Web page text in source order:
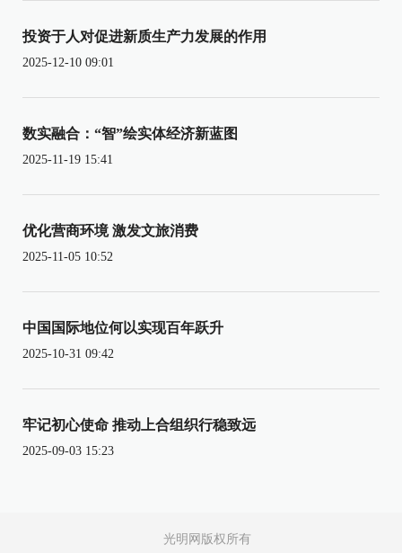
投资于人对促进新质生产力发展的作用
2025-12-10 09:01
数实融合：“智”绘实体经济新蓝图
2025-11-19 15:41
优化营商环境 激发文旅消费
2025-11-05 10:52
中国国际地位何以实现百年跃升
2025-10-31 09:42
牢记初心使命 推动上合组织行稳致远
2025-09-03 15:23
光明网版权所有